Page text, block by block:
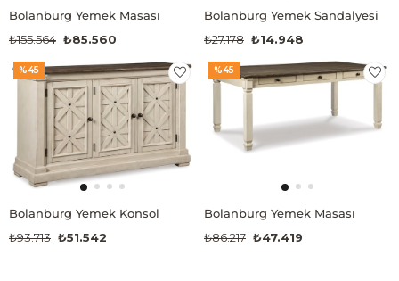
Bolanburg Yemek Masası
₺85.560
₺155.564
Bolanburg Yemek Sandalyesi
₺14.948
₺27.178
Bolanburg Yemek Konsol
₺51.542
₺93.713
%45
Bolanburg Yemek Masası
₺47.419
₺86.217
%45